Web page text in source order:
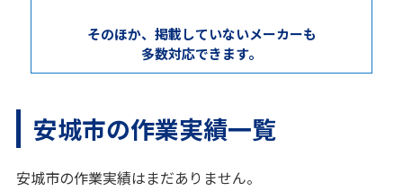
そのほか、掲載していないメーカーも
多数対応できます。
安城市の作業実績一覧
安城市の作業実績はまだありません。